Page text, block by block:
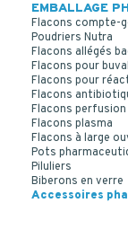
CAPSULE
EMBALLAGE
Flacons compte-
Poudriers Nutra
Flacons allégés
Flacons pour
Flacons pour
Flacons
Flacons perfusion
Flacons plasma
Flacons à large
Pots
Piluliers
Biberons en verre
Accessoires